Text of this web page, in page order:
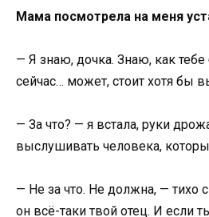
Мама посмотрела на меня
— Я знаю, дочка. Знаю, как
сейчас… может, стоит хотя бы
— За что? — я встала, руки
выслушивать человека,
— Не за что. Не должна, — тихо
он всё-таки твой отец. И если